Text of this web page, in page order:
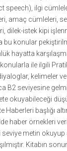
speech), ilgi
amaç cümleleri,
dilek-istek kipi
bu konular
hayatta
ile ilgili
kelimeler
B2 seviyesine
okuyabileceği
Haberleri başlığı
haber örnekleri
metin
Kitabın